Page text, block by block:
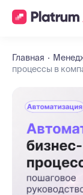
Главная
процессы в